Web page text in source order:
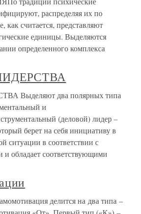
распределяя их по
как считается, представляют
единицы. Выделяются
определенного комплекса
Выделяют два полярных типа
и
(деловой) лидер –
берет на себя инициативу в
ситуации в соответствии с
обладает соответствующими
делится на два типа –